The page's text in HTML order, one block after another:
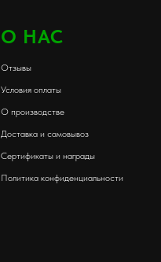
О НАС
Отзывы
Условия оплаты
О производстве
Доставка и самовывоз
Сертификаты и награды
Политика конфиденциальности